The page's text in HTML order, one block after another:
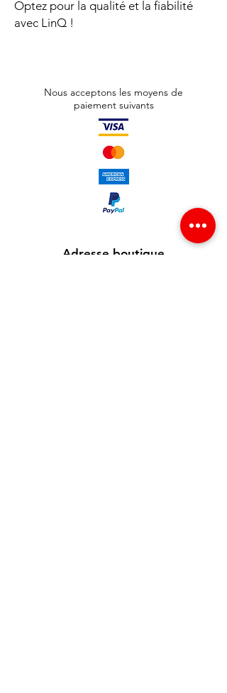
Optez pour la qualité et la fiabilité
avec LinQ !
Nous acceptons les moyens de
paiement suivants
Adresse boutique